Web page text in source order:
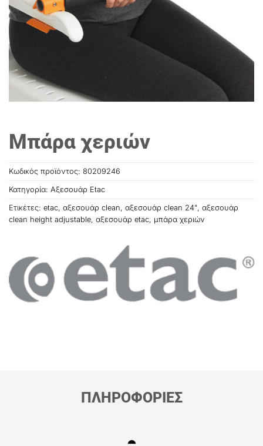
Μπάρα χεριών
Κωδικός προϊόντος: 80209246
Κατηγορία: Αξεσουάρ Etac
Ετικέτες: etac, αξεσουάρ clean, αξεσουάρ clean 24", αξεσουάρ
clean height adjustable, αξεσουάρ etac, μπάρα χεριών
ΠΛΗΡΟΦΟΡΙΕΣ